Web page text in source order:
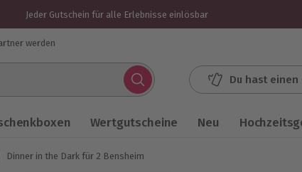
Jeder Gutschein für alle Erlebnisse einlösbar
werden
Du hast einen
Wertgutscheine Neu
Dinner in the Dark für 2 Bensheim